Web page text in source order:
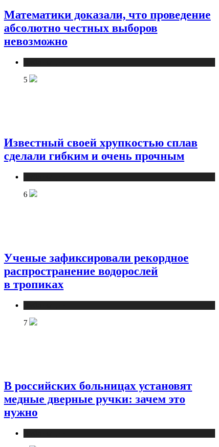
Математики доказали, что проведение
абсолютно честных выборов
невозможно
5
Известный своей хрупкостью сплав
сделали гибким и очень прочным
6
Ученые зафиксировали рекордное
распространение водорослей
в тропиках
7
В российских больницах установят
медные дверные ручки: зачем это
нужно